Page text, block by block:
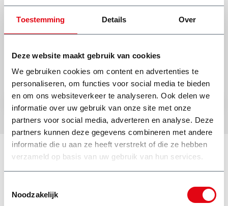
Toestemming Details Over
Deze website maakt gebruik van cookies
We gebruiken cookies om content en advertenties te
personaliseren, om functies voor social media te bieden
en om ons websiteverkeer te analyseren. Ook delen we
informatie over uw gebruik van onze site met onze
partners voor social media, adverteren en analyse. Deze
partners kunnen deze gegevens combineren met andere
informatie die u aan ze heeft verstrekt of die ze hebben
verzameld op basis van uw gebruik van hun services.
Noodzakelijk
Ed Rosa